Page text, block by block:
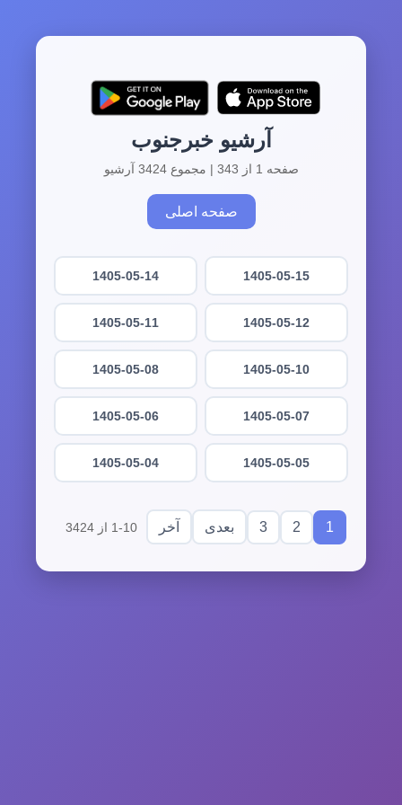
آرشیو خبرجنوب
صفحه 1 از 343 | مجموع 3424 آرشیو
صفحه اصلی
1405-05-15
1405-05-14
1405-05-12
1405-05-11
1405-05-10
1405-05-08
1405-05-07
1405-05-06
1405-05-05
1405-05-04
1
2
3 بعدی آخر 1-10 از 3424